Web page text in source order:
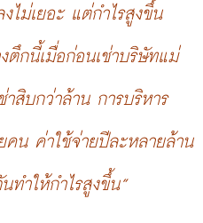
ไม่เยอะ แต่กำไรสูงขึ้น
ตึกนี้เมื่อก่อนเช่าบริษัทแม่
สิบกว่าล้าน การบริหาร
คน ค่าใช้จ่ายปีละหลายล้าน
ำให้กำไรสูงขึ้น”